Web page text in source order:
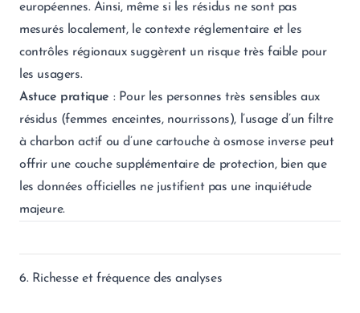
européennes. Ainsi, même si les résidus ne sont pas
mesurés localement, le contexte réglementaire et les
contrôles régionaux suggèrent un risque très faible pour
les usagers.
Astuce pratique : Pour les personnes très sensibles aux
résidus (femmes enceintes, nourrissons), l’usage d’un filtre
à charbon actif ou d’une cartouche à osmose inverse peut
offrir une couche supplémentaire de protection, bien que
les données officielles ne justifient pas une inquiétude
majeure.
6. Richesse et fréquence des analyses